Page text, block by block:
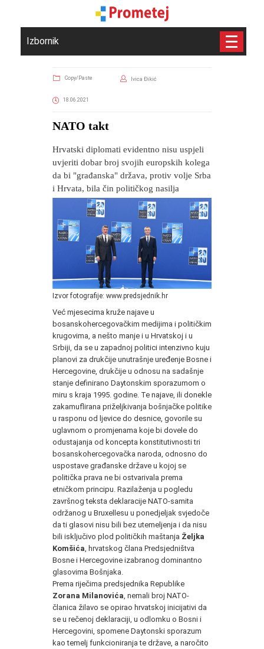
Izbornik
Copy/Paste Ivica Đikić
18.06.2021
NATO takt
Hrvatski diplomati evidentno nisu uspjeli
uvjeriti dobar broj svojih europskih kolega
da bi "građanska" država, protiv volje Srba
i Hrvata, bila čin političkog nasilja
Izvor fotografije: www.predsjednik.hr
Već mjesecima kruže najave u
bosanskohercegovačkim medijima i političkim
krugovima, a nešto manje i u Hrvatskoj i u
Srbiji, da se u zapadnoj politici intenzivno kuju
planovi za drukčije unutrašnje uređenje Bosne i
Hercegovine, drukčije u odnosu na sadašnje
stanje definirano Daytonskim sporazumom o
miru s kraja 1995. godine. Te najave, ili donekle
zakamuflirana priželjkivanja bošnjačke politike
u rasponu od ljevice do desnice, govorile su
uglavnom o promjenama koje bi dovele do
odustajanja od koncepta konstitutivnosti tri
bosanskohercegovačka naroda, odnosno do
uspostave građanske države u kojoj se
politička prava ne bi ostvarivala prema
etničkom principu. Razilaženja u pogledu
završnog teksta deklaracije NATO-samita
održanog u Bruxellesu u ponedjeljak svjedoče
da ti glasovi nisu bili bez utemeljenja i da nisu
bili isključivo plod političkih maštanja Željka
Komšića , hrvatskog člana Predsjedništva
Bosne i Hercegovine izabranog dominantno
glasovima Bošnjaka.
Prema riječima predsjednika Republike
Zorana Milanovića , nemali broj NATO-
članica žilavo se opirao hrvatskoj inicijativi da
se u rečenoj deklaraciji, u odlomku o Bosni i
Hercegovini, spomene Daytonski sporazum
kao temelj funkcioniranja te države, a naročito